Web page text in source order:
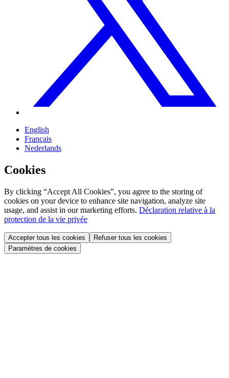
English
Français
Nederlands
Cookies
By clicking “Accept All Cookies”, you agree to the storing of
cookies on your device to enhance site navigation, analyze site
usage, and assist in our marketing efforts. Déclaration relative à la
protection de la vie privée
Accepter tous les cookies
Refuser tous les cookies
Paramètres de cookies